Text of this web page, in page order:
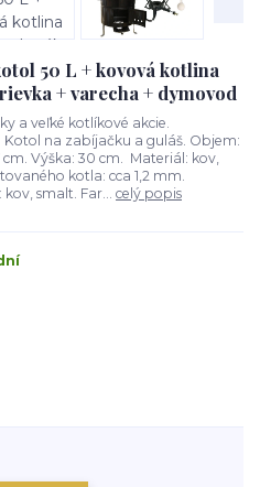
50 L + kovová kotlina
+ varecha + dymovod
a veľké kotlíkové akcie.
na zabíjačku a guláš. Objem:
Výška: 30 cm. Materiál: kov,
kotla: cca 1,2 mm.
smalt. Far... celý popis